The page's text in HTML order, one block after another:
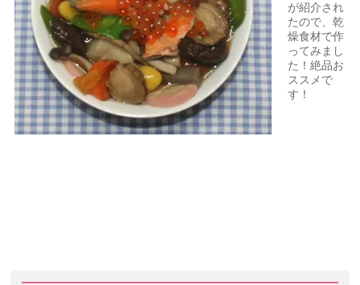
が紹介され
たので、乾
燥食材で作
ってみまし
た！絶品お
ススメで
す！